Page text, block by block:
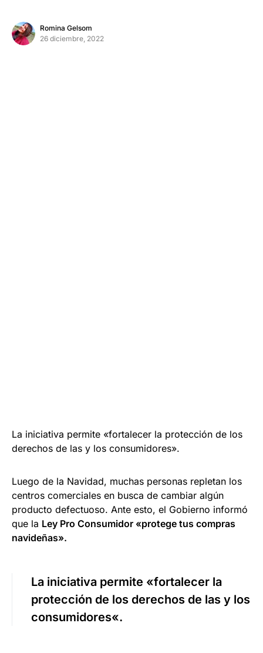
Romina Gelsom
26 diciembre, 2022
La iniciativa permite «fortalecer la protección de los
derechos de las y los consumidores».
Luego de la Navidad, muchas personas repletan los
centros comerciales en busca de cambiar algún
producto defectuoso. Ante esto, el Gobierno informó
que la Ley Pro Consumidor «protege tus compras
navideñas».
La iniciativa permite «fortalecer la
protección de los derechos de las y los
consumidores«.